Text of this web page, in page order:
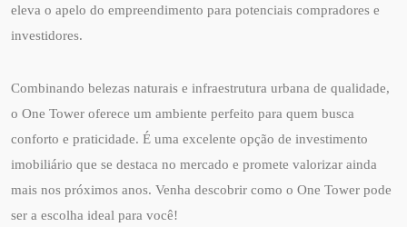
eleva o apelo do empreendimento para potenciais compradores e
investidores.
Combinando belezas naturais e infraestrutura urbana de qualidade,
o One Tower oferece um ambiente perfeito para quem busca
conforto e praticidade. É uma excelente opção de investimento
imobiliário que se destaca no mercado e promete valorizar ainda
mais nos próximos anos. Venha descobrir como o One Tower pode
ser a escolha ideal para você!